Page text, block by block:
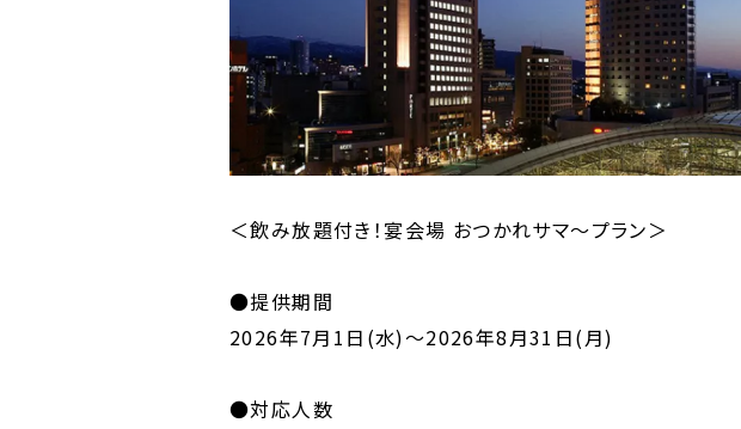
＜飲み放題付き！宴会場 おつかれサマ～プラン＞
●提供期間
2026年7月1日(水)～2026年8月31日(月)
●対応人数